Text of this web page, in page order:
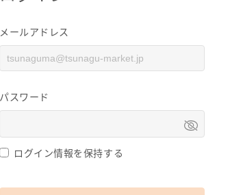
メールアドレス
パスワード
ログイン情報を保持する